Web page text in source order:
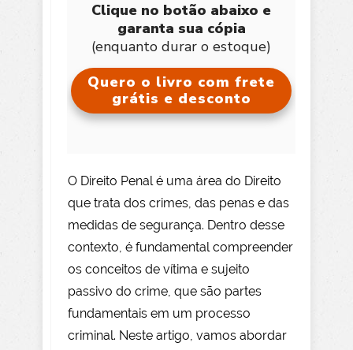
Clique no botão abaixo e
garanta sua cópia
(enquanto durar o estoque)
Quero o livro com frete
grátis e desconto
O Direito Penal é uma área do Direito
que trata dos crimes, das penas e das
medidas de segurança. Dentro desse
contexto, é fundamental compreender
os conceitos de vítima e sujeito
passivo do crime, que são partes
fundamentais em um processo
criminal. Neste artigo, vamos abordar